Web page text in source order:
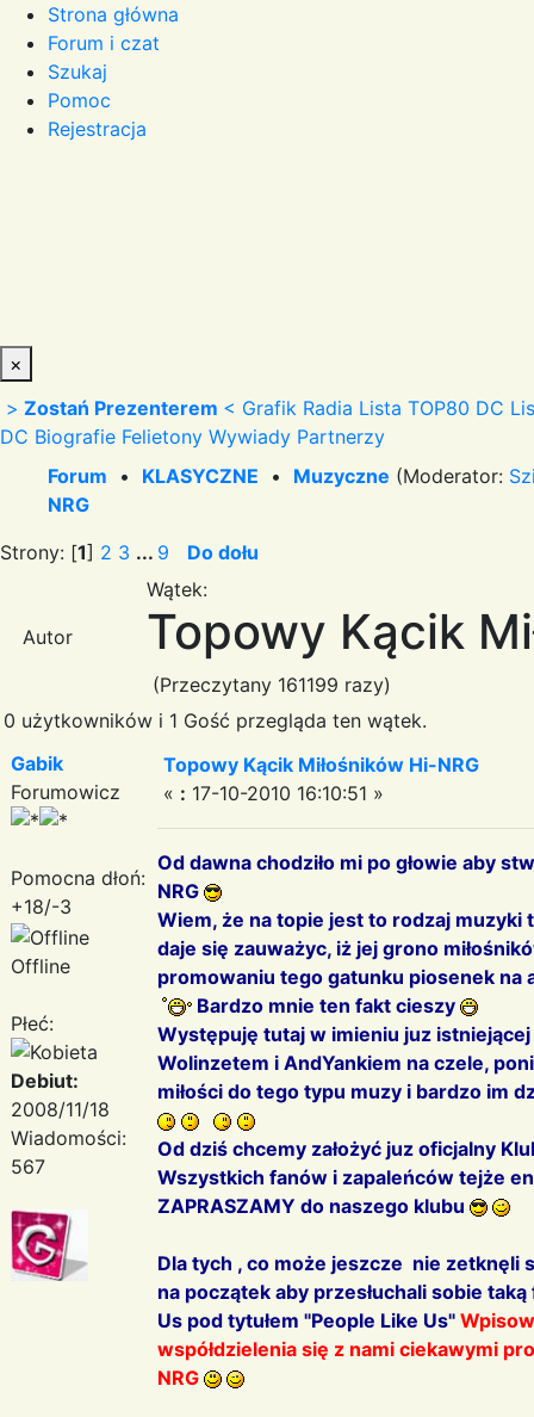
Strona główna
Forum i czat
Szukaj
Pomoc
Rejestracja
×
> Zostań Prezenterem < Grafik Radia Lista TOP80 DC
DC Biografie Felietony Wywiady Partnerzy
Forum • KLASYCZNE • Muzyczne (Moderator:
NRG
Strony: [1] 2 3 ... 9 Do dołu
Autor
Wątek:
Topowy Kącik
(Przeczytany 161199 razy)
0 użytkowników i 1 Gość przegląda ten wątek.
Gabik
Forumowicz
Pomocna dłoń:
+18/-3
Offline
Płeć:
Debiut:
2008/11/18
Wiadomości:
567
Topowy Kącik Miłośników Hi-NRG
« : 17-10-2010 16:10:51 »
Od dawna chodziło mi po głowie aby
NRG
Wiem, że na topie jest to rodzaj
daje się zauważyc, iż jej grono
promowaniu tego gatunku piosenek na
Bardzo mnie ten fakt cieszy
Występuję tutaj w imieniu juz
Wolinzetem i AndYankiem na czele,
miłości do tego typu muzy i bardzo im
Od dziś chcemy założyć juz oficjalny
Wszystkich fanów i zapaleńców tejże
ZAPRASZAMY do naszego klubu
Dla tych , co może jeszcze nie zetknęli
na początek aby przesłuchali sobie
Us pod tytułem "People Like Us"
współdzielenia się z nami ciekawymi
NRG